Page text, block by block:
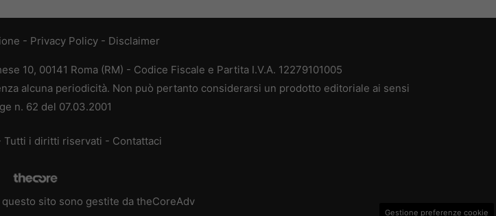
- Privacy Policy - Disclaimer
10, 00141 Roma (RM) - Codice Fiscale e Partita I.V.A. 12279101005
alcuna periodicità. Non può pertanto considerarsi un prodotto editoriale ai sensi
n. 62 del 07.03.2001
i diritti riservati - Contattaci
sito sono gestite da theCoreAdv
Gestione preferenze cookie